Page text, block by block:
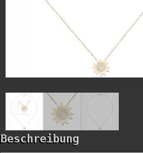
Beschreibung